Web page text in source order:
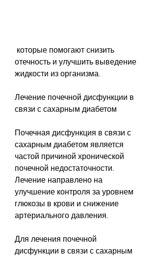
отечность и улучшить выведение
жидкости из организма.
Лечение почечной дисфункции в
связи с сахарным диабетом
Почечная дисфункция в связи с
сахарным диабетом является
частой причиной хронической
почечной недостаточности.
Лечение направлено на
улучшение контроля за уровнем
глюкозы в крови и снижение
артериального давления.
Для лечения почечной
дисфункции в связи с сахарным